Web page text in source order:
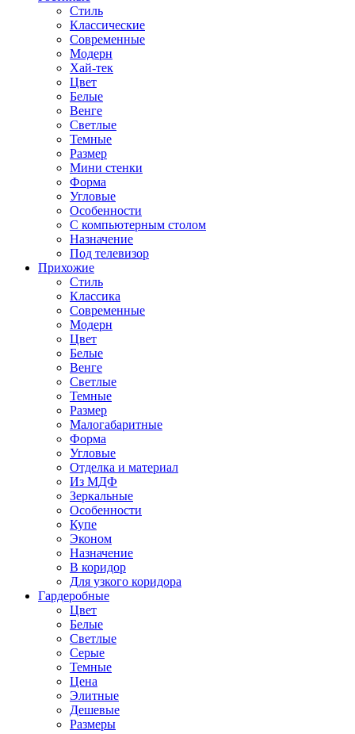
Стиль
Классические
Современные
Модерн
Хай-тек
Цвет
Белые
Венге
Светлые
Темные
Размер
Мини стенки
Форма
Угловые
Особенности
С компьютерным столом
Назначение
Под телевизор
Прихожие
Стиль
Классика
Современные
Модерн
Цвет
Белые
Венге
Светлые
Темные
Размер
Малогабаритные
Форма
Угловые
Отделка и материал
Из МДФ
Зеркальные
Особенности
Купе
Эконом
Назначение
В коридор
Для узкого коридора
Гардеробные
Цвет
Белые
Светлые
Серые
Темные
Цена
Элитные
Дешевые
Размеры